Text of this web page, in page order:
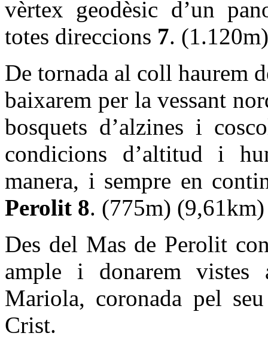
vèrtex geodèsic d’un
totes direccions 7.
De tornada al coll haurem
baixarem per la vessant
bosquets d’alzines i
condicions d’altitud i
manera, i sempre en
Perolit 8. (775m)
Des del Mas de Perolit
ample i donarem
Mariola, coronada pel
Crist.